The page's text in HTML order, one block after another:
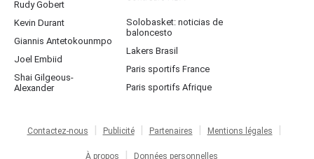
Rudy Gobert
Kevin Durant
Giannis Antetokounmpo
Joel Embiid
Shai Gilgeous-
Alexander
Solobasket: noticias de
baloncesto
Lakers Brasil
Paris sportifs France
Paris sportifs Afrique
Contactez-nous Publicité Partenaires Mentions légales
À propos Données personnelles